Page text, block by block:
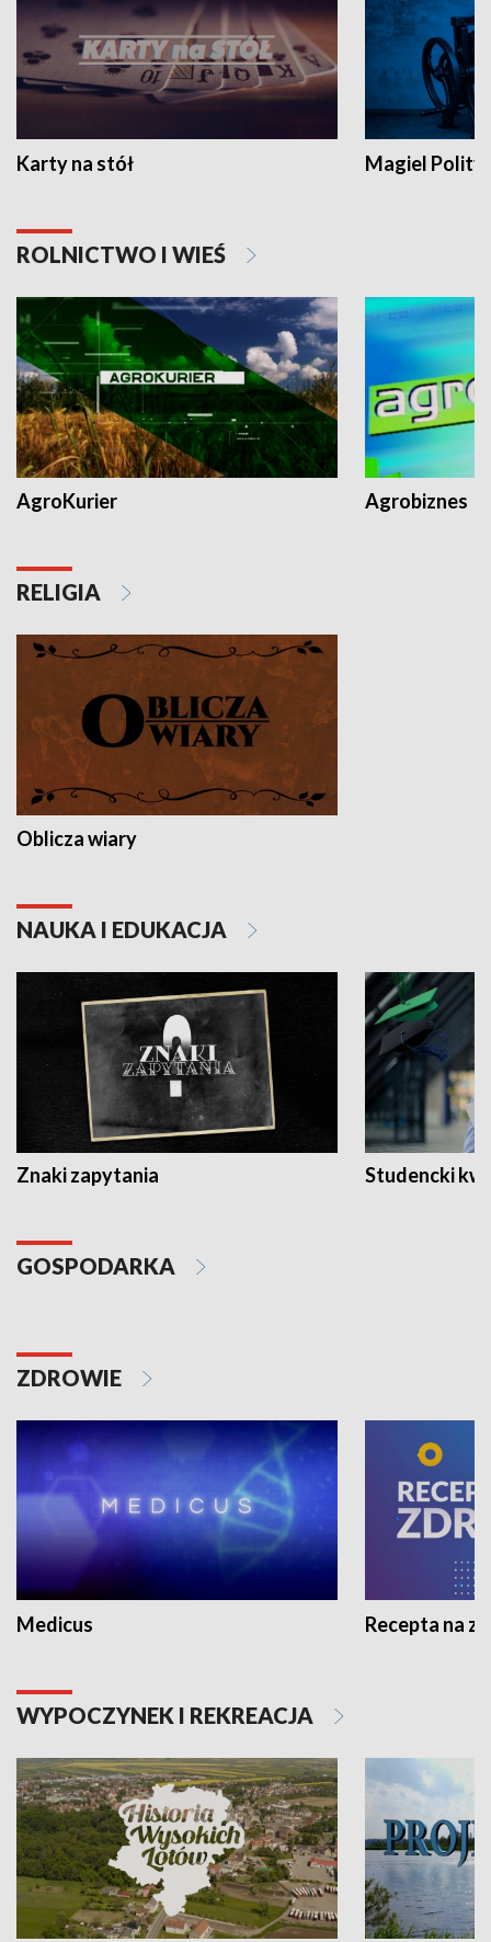
Karty na stół Magiel
ROLNICTWO I WIEŚ
AgroKurier Agrobiznes
RELIGIA
Oblicza wiary
NAUKA I EDUKACJA
Znaki zapytania Studencki
GOSPODARKA
ZDROWIE
Medicus Recepta na
WYPOCZYNEK I REKREACJA